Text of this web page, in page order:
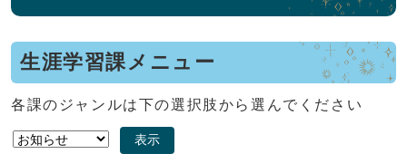
生涯学習課メニュー
各課のジャンルは下の選択肢から選んでください
表示